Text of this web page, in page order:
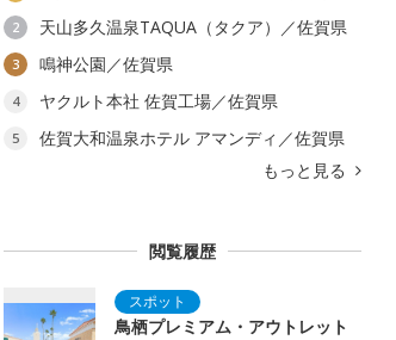
2 天山多久温泉TAQUA（タクア）／佐賀県
3 鳴神公園／佐賀県
4 ヤクルト本社 佐賀工場／佐賀県
5
佐賀大和温泉ホテル アマンディ／佐賀県
もっと見る
閲覧履歴
鳥栖プレミアム・アウトレット